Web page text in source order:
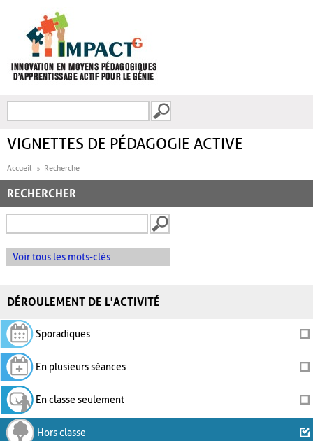
FORMULAIRE DE
VIGNETTES DE PÉDAGOGIE ACTIVE
Accueil Recherche
RECHERCHER
Voir tous les mots-clés
DÉROULEMENT DE L'ACTIVITÉ
Sporadiques
En plusieurs séances
En classe seulement
Hors classe